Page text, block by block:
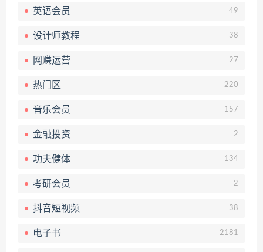
英语会员 49
设计师教程 38
网赚运营 27
热门区 220
音乐会员 157
金融投资 2
功夫健体 134
考研会员 2
抖音短视频 38
电子书 2181